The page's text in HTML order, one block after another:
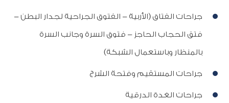
جراحات الفتاق (الأربية - الفتوق الجراحية لجدار البطن -
فتق الحجاب الحاجز - فتوق السرة وجانب السرة
بالمنظار وباستعمال الشبكة)
جراحات المستقيم وفتحة الشرج
جراحات الغدة الدرقية